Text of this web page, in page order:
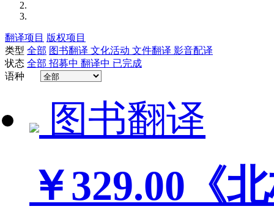
翻译项目 版权项目
类型 全部 图书翻译 文化活动 文件翻译 影音配译
状态 全部 招募中 翻译中 已完成
语种
图书翻译
￥329.00 《